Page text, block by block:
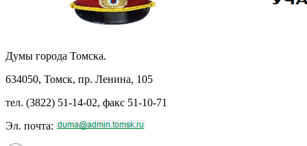
Думы города Томска.
634050, Томск, пр. Ленина, 105
тел. (3822) 51-14-02, факс 51-10-71
Эл. почта: